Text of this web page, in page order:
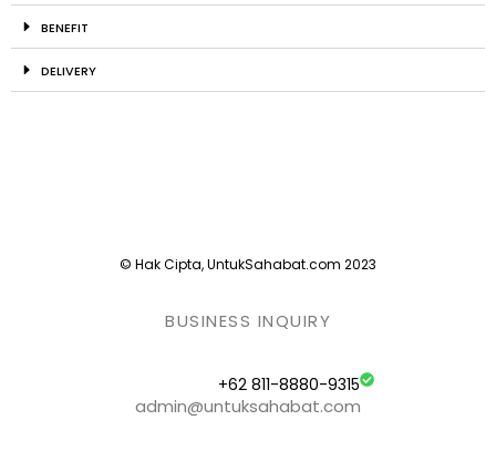
BENEFIT
DELIVERY
© Hak Cipta, UntukSahabat.com 2023
BUSINESS INQUIRY
+62 811-8880-9315
admin@untuksahabat.com